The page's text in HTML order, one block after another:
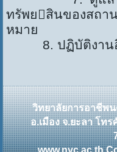
ทรัพยสินของสถา
หมาย
8. ปฏิบัติงานอื่
วิทยาลัยการอาชีพ
อ.เมือง จ.ยะลา โทร
www.nyc.ac.th